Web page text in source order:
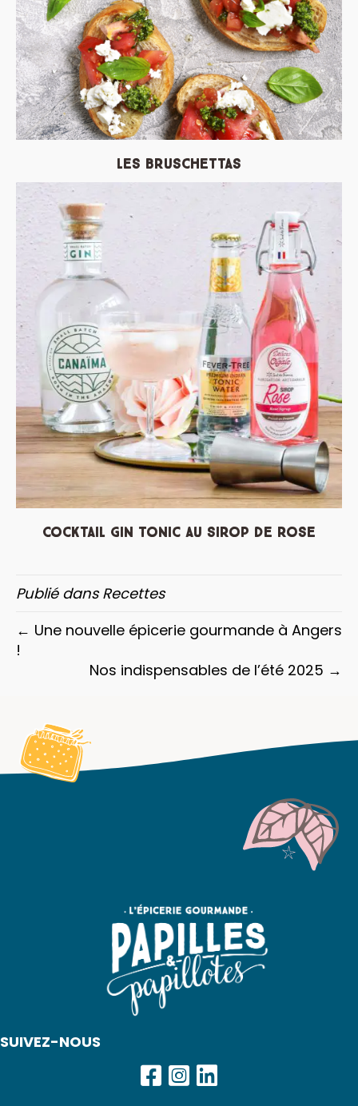
Les Bruschettas
Cocktail Gin Tonic au sirop de rose
Publié dansRecettes
← Une nouvelle épicerie gourmande à Angers
!
Nos indispensables de l’été 2025 →
SUIVEZ-NOUS